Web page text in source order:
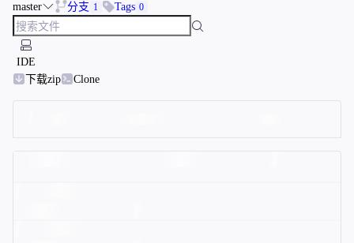
master 分支 1 Tags 0
IDE
下载zip
Clone